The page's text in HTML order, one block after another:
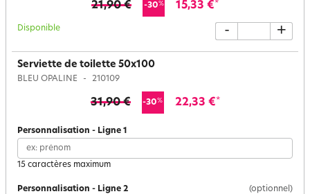
21,90 € -30% 15,33 €*
Disponible - +
Serviette de toilette 50x100
BLEU OPALINE 210109
31,90 € -30% 22,33 €*
Personnalisation - Ligne 1
15 caractères maximum
Personnalisation - Ligne 2 (optionnel)